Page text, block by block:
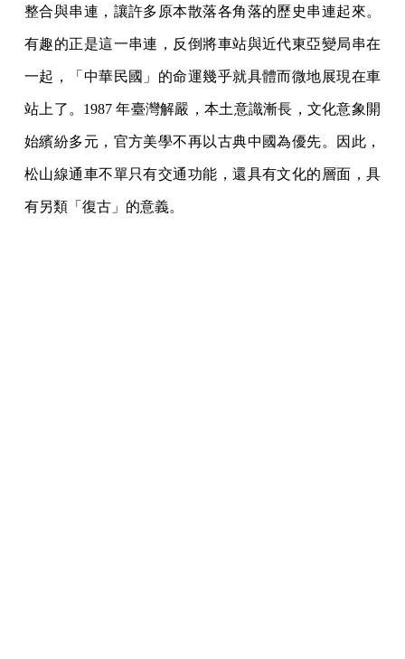
整合與串連，讓許多原本散落各角落的歷史串連起來。
有趣的正是這一串連，反倒將車站與近代東亞變局串在
一起，「中華民國」的命運幾乎就具體而微地展現在車
站上了。1987 年臺灣解嚴，本土意識漸長，文化意象開
始繽紛多元，官方美學不再以古典中國為優先。因此，
松山線通車不單只有交通功能，還具有文化的層面，具
有另類「復古」的意義。